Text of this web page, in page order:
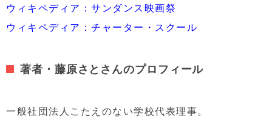
ウィキペディア：サンダンス映画祭
ウィキペディア：チャーター・スクール
著者・藤原さとさんのプロフィール
一般社団法人こたえのない学校代表理事。